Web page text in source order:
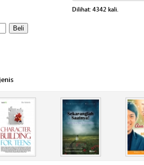
Dilihat: 4342 kali.